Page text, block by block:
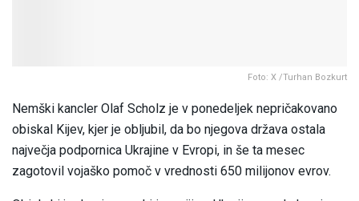
Foto: X /Turhan Bozkurt
Nemški kancler Olaf Scholz je v ponedeljek nepričakovano
obiskal Kijev, kjer je obljubil, da bo njegova država ostala
največja podpornica Ukrajine v Evropi, in še ta mesec
zagotovil vojaško pomoč v vrednosti 650 milijonov evrov.